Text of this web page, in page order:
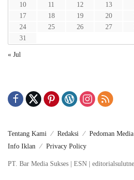
10
11 12 13
17
18 19 20
24
25 26 27
31
« Jul
Tentang Kami Redaksi Pedoman
Info Iklan
Privacy Policy
PT. Bar Media Sukses | ESN |